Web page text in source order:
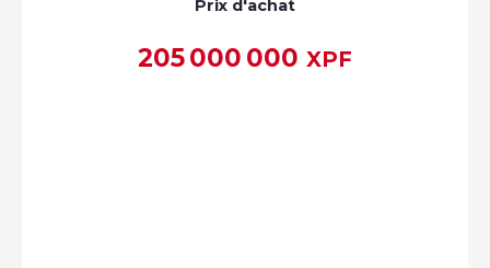
Prix d'achat
205 000 000 XPF